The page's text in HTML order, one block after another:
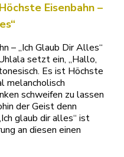
Eisenbahn –
– „Ich Glaub Dir Alles“
setzt ein, „Hallo,
Es ist Höchste
melancholisch
schweifen zu lassen
der Geist denn
glaub dir alles“ ist
an diesen einen